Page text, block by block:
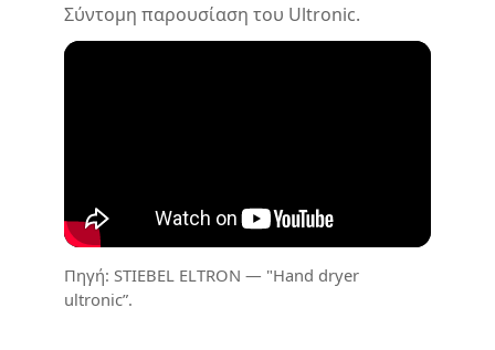
Σύντομη παρουσίαση του Ultronic.
Πηγή: STIEBEL ELTRON — "Hand dryer
ultronic”.